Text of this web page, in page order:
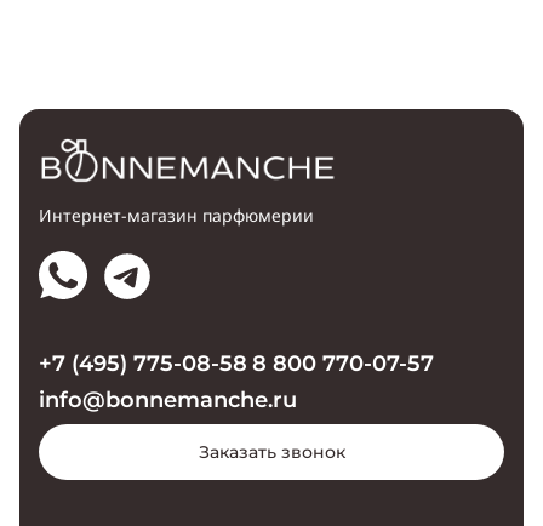
Интернет-магазин парфюмерии
+7 (495) 775-08-58 8 800 770-07-57
info@bonnemanche.ru
Заказать звонок